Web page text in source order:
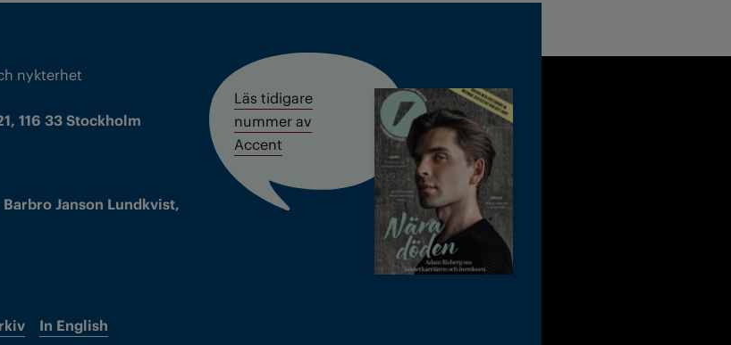
nykterhet
116 33 Stockholm
Janson Lundkvist,
In English
Läs tidigare
nummer av
Accent